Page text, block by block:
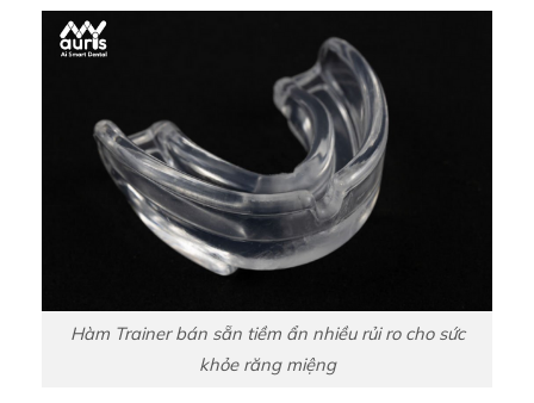
Hàm Trainer bán sẵn tiềm ẩn nhiều rủi ro cho sức
khỏe răng miệng